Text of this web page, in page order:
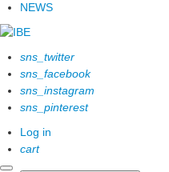
NEWS
sns_twitter
sns_facebook
sns_instagram
sns_pinterest
Log in
cart